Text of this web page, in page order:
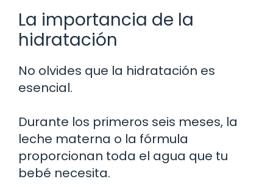
La importancia de la
hidratación
No olvides que la hidratación es
esencial.
Durante los primeros seis meses, la
leche materna o la fórmula
proporcionan toda el agua que tu
bebé necesita.